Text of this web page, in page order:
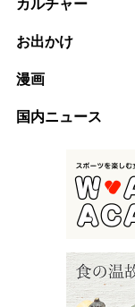
カルチャー
お出かけ
漫画
国内ニュース